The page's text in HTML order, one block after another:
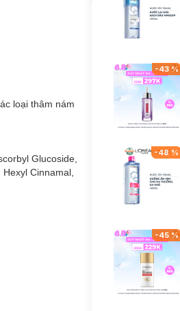
loại thâm nám
Glucoside,
Cinnamal,
-43%
-48%
-45%